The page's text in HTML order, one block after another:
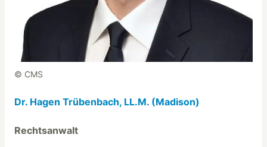
© CMS
Dr. Hagen Trübenbach, LL.M. (Madison)
Rechtsanwalt